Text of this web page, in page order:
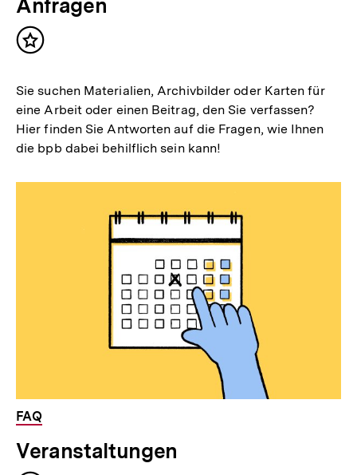
Anfragen
Inhalt
Sie suchen Materialien, Archivbilder oder Karten für
eine Arbeit oder einen Beitrag, den Sie verfassen?
Hier finden Sie Antworten auf die Fragen, wie Ihnen
die bpb dabei behilflich sein kann!
FAQ
Veranstaltungen